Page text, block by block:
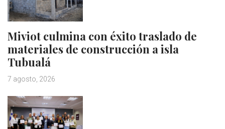
Miviot culmina con éxito traslado de
materiales de construcción a isla
Tubualá
7 agosto, 2026